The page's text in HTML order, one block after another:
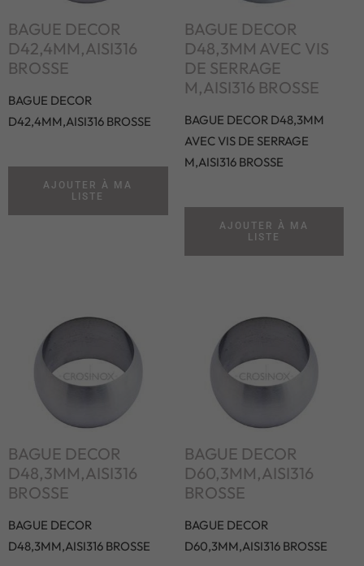
BAGUE DECOR
D42,4MM,AISI316
BROSSE
BAGUE DECOR
D42,4MM,AISI316 BROSSE
AJOUTER À MA
LISTE
BAGUE DECOR
D48,3MM AVEC VIS
DE SERRAGE
M,AISI316 BROSSE
BAGUE DECOR D48,3MM
AVEC VIS DE SERRAGE
M,AISI316 BROSSE
AJOUTER À MA
LISTE
BAGUE DECOR
D48,3MM,AISI316
BROSSE
BAGUE DECOR
D48,3MM,AISI316 BROSSE
BAGUE DECOR
D60,3MM,AISI316
BROSSE
BAGUE DECOR
D60,3MM,AISI316 BROSSE